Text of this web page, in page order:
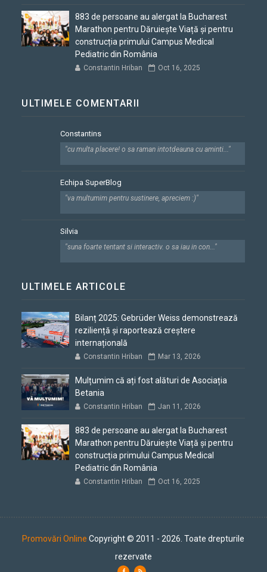
883 de persoane au alergat la Bucharest
Marathon pentru Dăruiește Viață și pentru
construcția primului Campus Medical
Pediatric din România
Constantin Hriban Oct 16, 2025
ULTIMELE COMENTARII
Constantins
"cu multa placere! o sa raman intotdeauna cu aminti..."
Echipa SuperBlog
"va multumim pentru sustinere, apreciem :)"
Silvia
"suna foarte tentant si interactiv. o sa iau in con..."
ULTIMELE ARTICOLE
Bilanț 2025: Gebrüder Weiss demonstrează
reziliență și raportează creștere
internațională
Constantin Hriban Mar 13, 2026
Mulțumim că ați fost alături de Asociația
Betania
Constantin Hriban Jan 11, 2026
883 de persoane au alergat la Bucharest
Marathon pentru Dăruiește Viață și pentru
construcția primului Campus Medical
Pediatric din România
Constantin Hriban Oct 16, 2025
Promovări Online Copyright © 2011 - 2026. Toate drepturile
rezervate